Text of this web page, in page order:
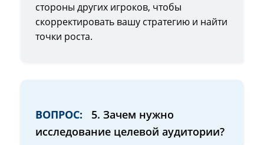
стороны других игроков, чтобы
скорректировать вашу стратегию и найти
точки роста.
ВОПРОС:
5. Зачем нужно
исследование целевой аудитории?